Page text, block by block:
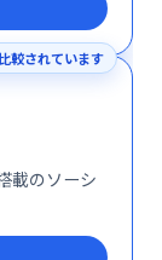
較されています
載のソーシ